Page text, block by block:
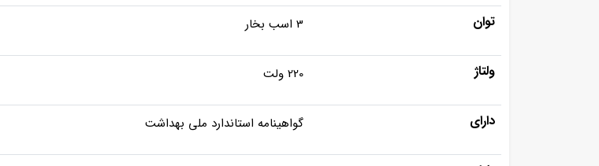
توان 3 اسب بخار
ولتاژ 220 ولت
دارای گواهینامه استاندارد ملی بهداشت